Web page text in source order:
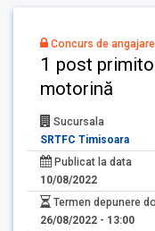
Concurs de
1 post
motorină
Sucursala
SRTFC Timisoara
Publicat la data
10/08/2022
Termen depunere
26/08/2022 - 13:00